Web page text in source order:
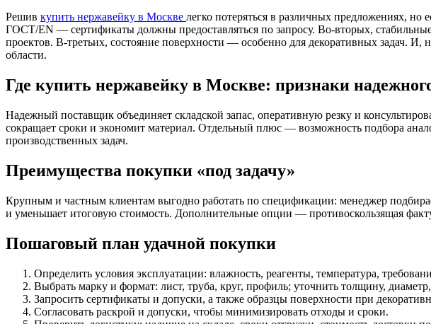
Решив купить нержавейку в Москве легко потеряться в различных предложениях,
ГОСТ/EN — сертификаты должны предоставляться по запросу. Во‑вторых,
проектов. В‑третьих, состояние поверхности — особенно для декоративных задач.
области.
Где купить нержавейку в Москве: признаки
Надежный поставщик объединяет складской запас, оперативную резку и
сокращает сроки и экономит материал. Отдельный плюс — возможность подбора
производственных задач.
Преимущества покупки «под задачу»
Крупным и частным клиентам выгодно работать по спецификации: менеджер
и уменьшает итоговую стоимость. Дополнительные опции — противоскользящая
Пошаговый план удачной покупки
Определить условия эксплуатации: влажность, реагенты, температура,
Выбрать марку и формат: лист, труба, круг, профиль; уточнить толщину,
Запросить сертификаты и допуски, а также образцы поверхности при
Согласовать раскрой и допуски, чтобы минимизировать отходы и сроки.